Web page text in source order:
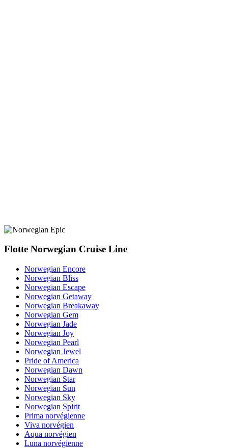
Flotte Norwegian Cruise Line
Norwegian Encore
Norwegian Bliss
Norwegian Escape
Norwegian Getaway
Norwegian Breakaway
Norwegian Gem
Norwegian Jade
Norwegian Joy
Norwegian Pearl
Norwegian Jewel
Pride of America
Norwegian Dawn
Norwegian Star
Norwegian Sun
Norwegian Sky
Norwegian Spirit
Prima norvégienne
Viva norvégien
Aqua norvégien
Luna norvégienne